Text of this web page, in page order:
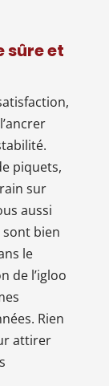
sûre et
piquets,
sur
aussi
sont bien
le
de l’igloo
Rien
attirer